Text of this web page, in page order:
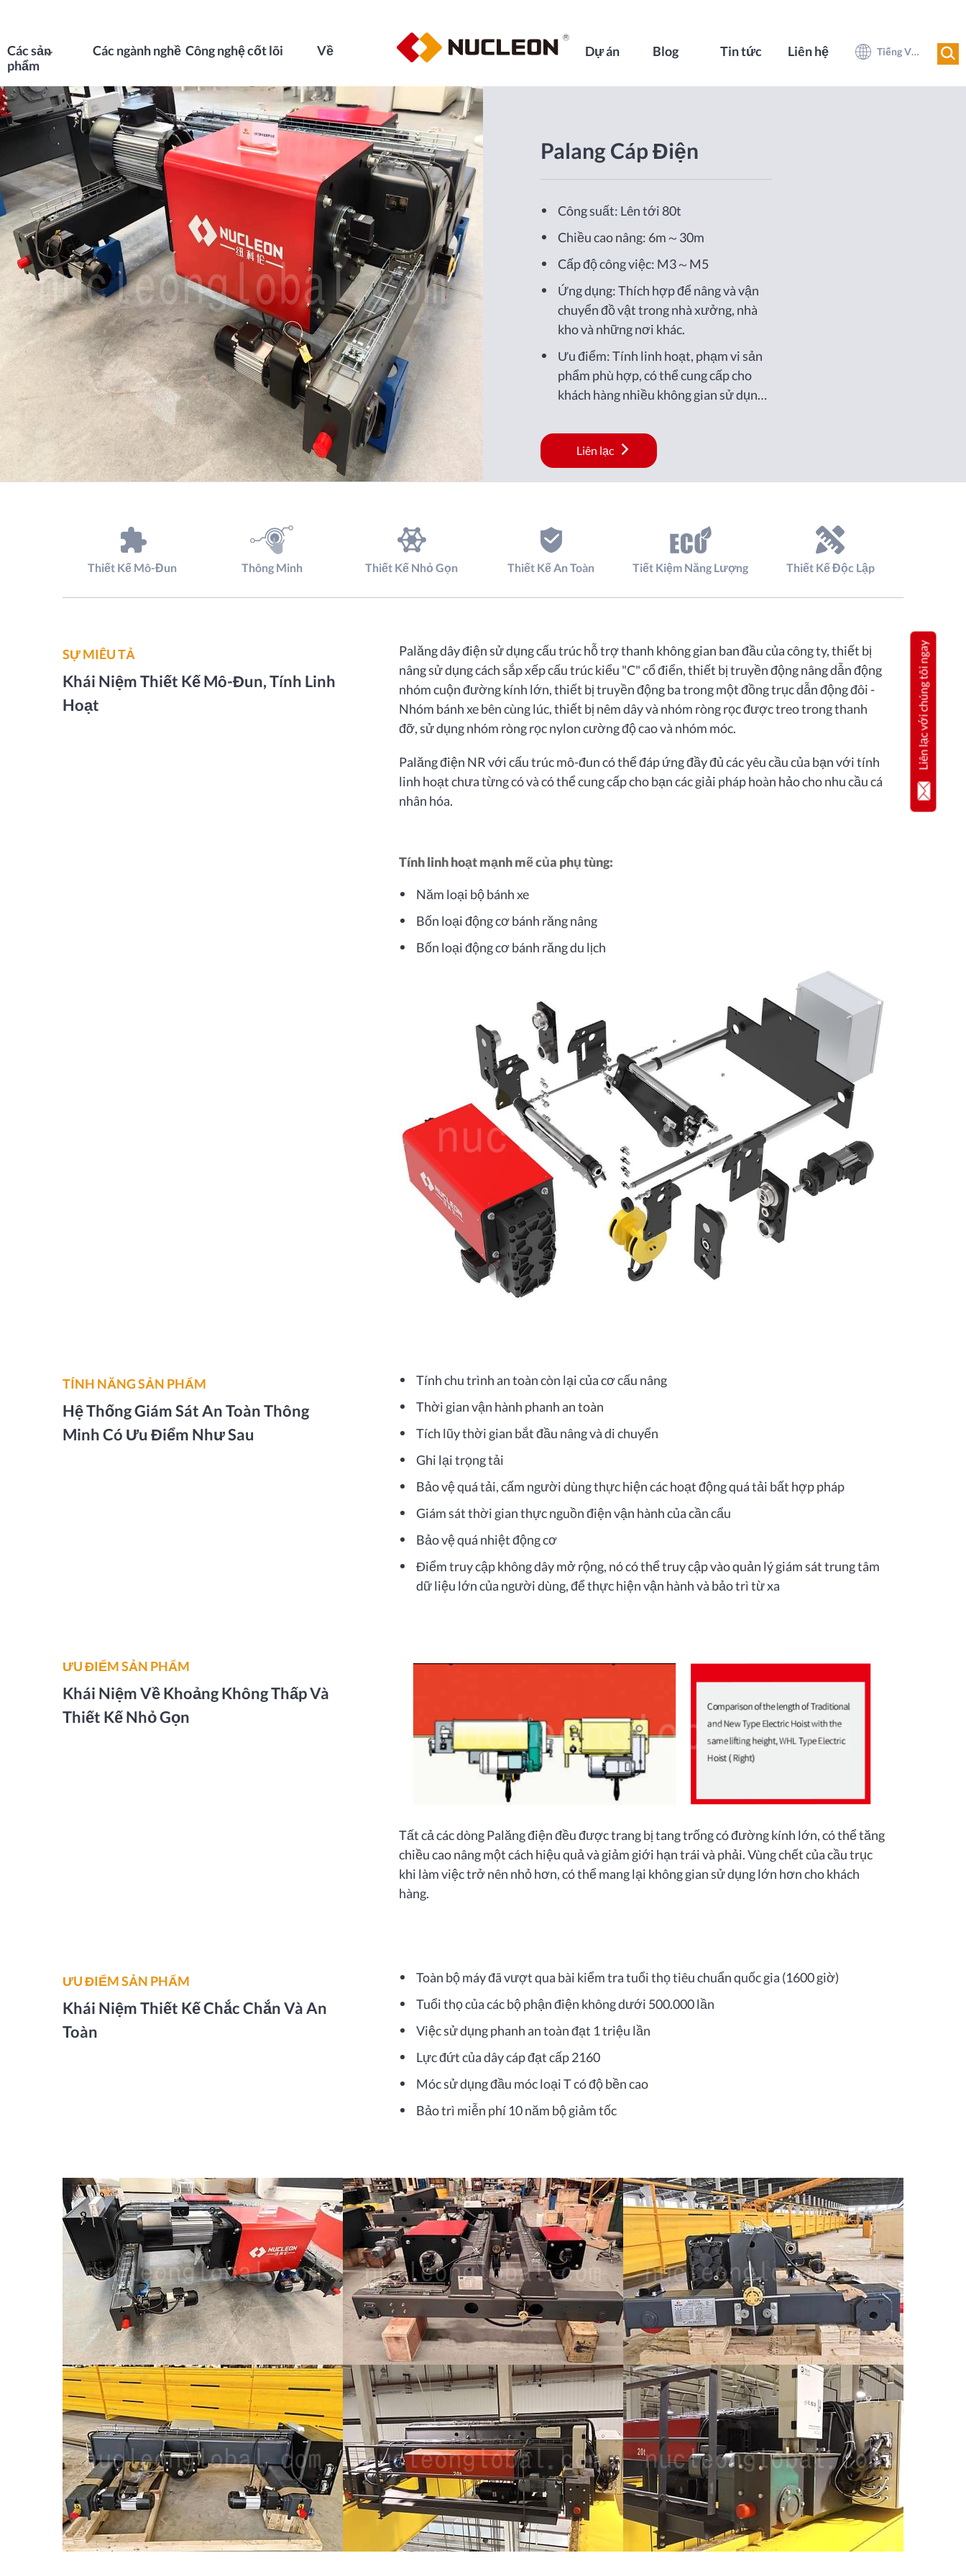
Các sản
phẩm
Các ngành nghề Công nghệ cốt lõi Về Dự án Blog Tin tức Liên hệ Tiếng Việt
Palang Cáp Điện
Công suất: Lên tới 80t
Chiều cao nâng: 6m～30m
Cấp độ công việc: M3～M5
Ứng dụng: Thích hợp để nâng và vận
chuyển đồ vật trong nhà xưởng, nhà
kho và những nơi khác.
Ưu điểm: Tính linh hoạt, phạm vi sản
phẩm phù hợp, có thể cung cấp cho
khách hàng nhiều không gian sử dụng
Liên lạc
Thiết Kế Mô-Đun Thông Minh Thiết Kế Nhỏ Gọn Thiết Kế An Toàn Tiết Kiệm Năng Lượng Thiết Kế Độc Lập
SỰ MIÊU TẢ
Khái Niệm Thiết Kế Mô-Đun, Tính Linh
Hoạt
Palăng dây điện sử dụng cấu trúc hỗ trợ thanh không gian ban đầu của công ty, thiết bị
nâng sử dụng cách sắp xếp cấu trúc kiểu "C" cổ điển, thiết bị truyền động nâng dẫn động
nhóm cuộn đường kính lớn, thiết bị truyền động ba trong một đồng trục dẫn động đôi -
Nhóm bánh xe bên cùng lúc, thiết bị nêm dây và nhóm ròng rọc được treo trong thanh
đỡ, sử dụng nhóm ròng rọc nylon cường độ cao và nhóm móc.
Palăng điện NR với cấu trúc mô-đun có thể đáp ứng đầy đủ các yêu cầu của bạn với tính
linh hoạt chưa từng có và có thể cung cấp cho bạn các giải pháp hoàn hảo cho nhu cầu cá
nhân hóa.
Tính linh hoạt mạnh mẽ của phụ tùng:
Năm loại bộ bánh xe
Bốn loại động cơ bánh răng nâng
Bốn loại động cơ bánh răng du lịch
TÍNH NĂNG SẢN PHẨM
Hệ Thống Giám Sát An Toàn Thông
Minh Có Ưu Điểm Như Sau
Tính chu trình an toàn còn lại của cơ cấu nâng
Thời gian vận hành phanh an toàn
Tích lũy thời gian bắt đầu nâng và di chuyển
Ghi lại trọng tải
Bảo vệ quá tải, cấm người dùng thực hiện các hoạt động quá tải bất hợp pháp
Giám sát thời gian thực nguồn điện vận hành của cần cẩu
Bảo vệ quá nhiệt động cơ
Điểm truy cập không dây mở rộng, nó có thể truy cập vào quản lý giám sát trung tâm
dữ liệu lớn của người dùng, để thực hiện vận hành và bảo trì từ xa
ƯU ĐIỂM SẢN PHẨM
Khái Niệm Về Khoảng Không Thấp Và
Thiết Kế Nhỏ Gọn
Tất cả các dòng Palăng điện đều được trang bị tang trống có đường kính lớn, có thể tăng
chiều cao nâng một cách hiệu quả và giảm giới hạn trái và phải. Vùng chết của cầu trục
khi làm việc trở nên nhỏ hơn, có thể mang lại không gian sử dụng lớn hơn cho khách
hàng.
ƯU ĐIỂM SẢN PHẨM
Khái Niệm Thiết Kế Chắc Chắn Và An
Toàn
Toàn bộ máy đã vượt qua bài kiểm tra tuổi thọ tiêu chuẩn quốc gia (1600 giờ)
Tuổi thọ của các bộ phận điện không dưới 500.000 lần
Việc sử dụng phanh an toàn đạt 1 triệu lần
Lực đứt của dây cáp đạt cấp 2160
Móc sử dụng đầu móc loại T có độ bền cao
Bảo trì miễn phí 10 năm bộ giảm tốc
Liên lạc với chúng tôi ngay